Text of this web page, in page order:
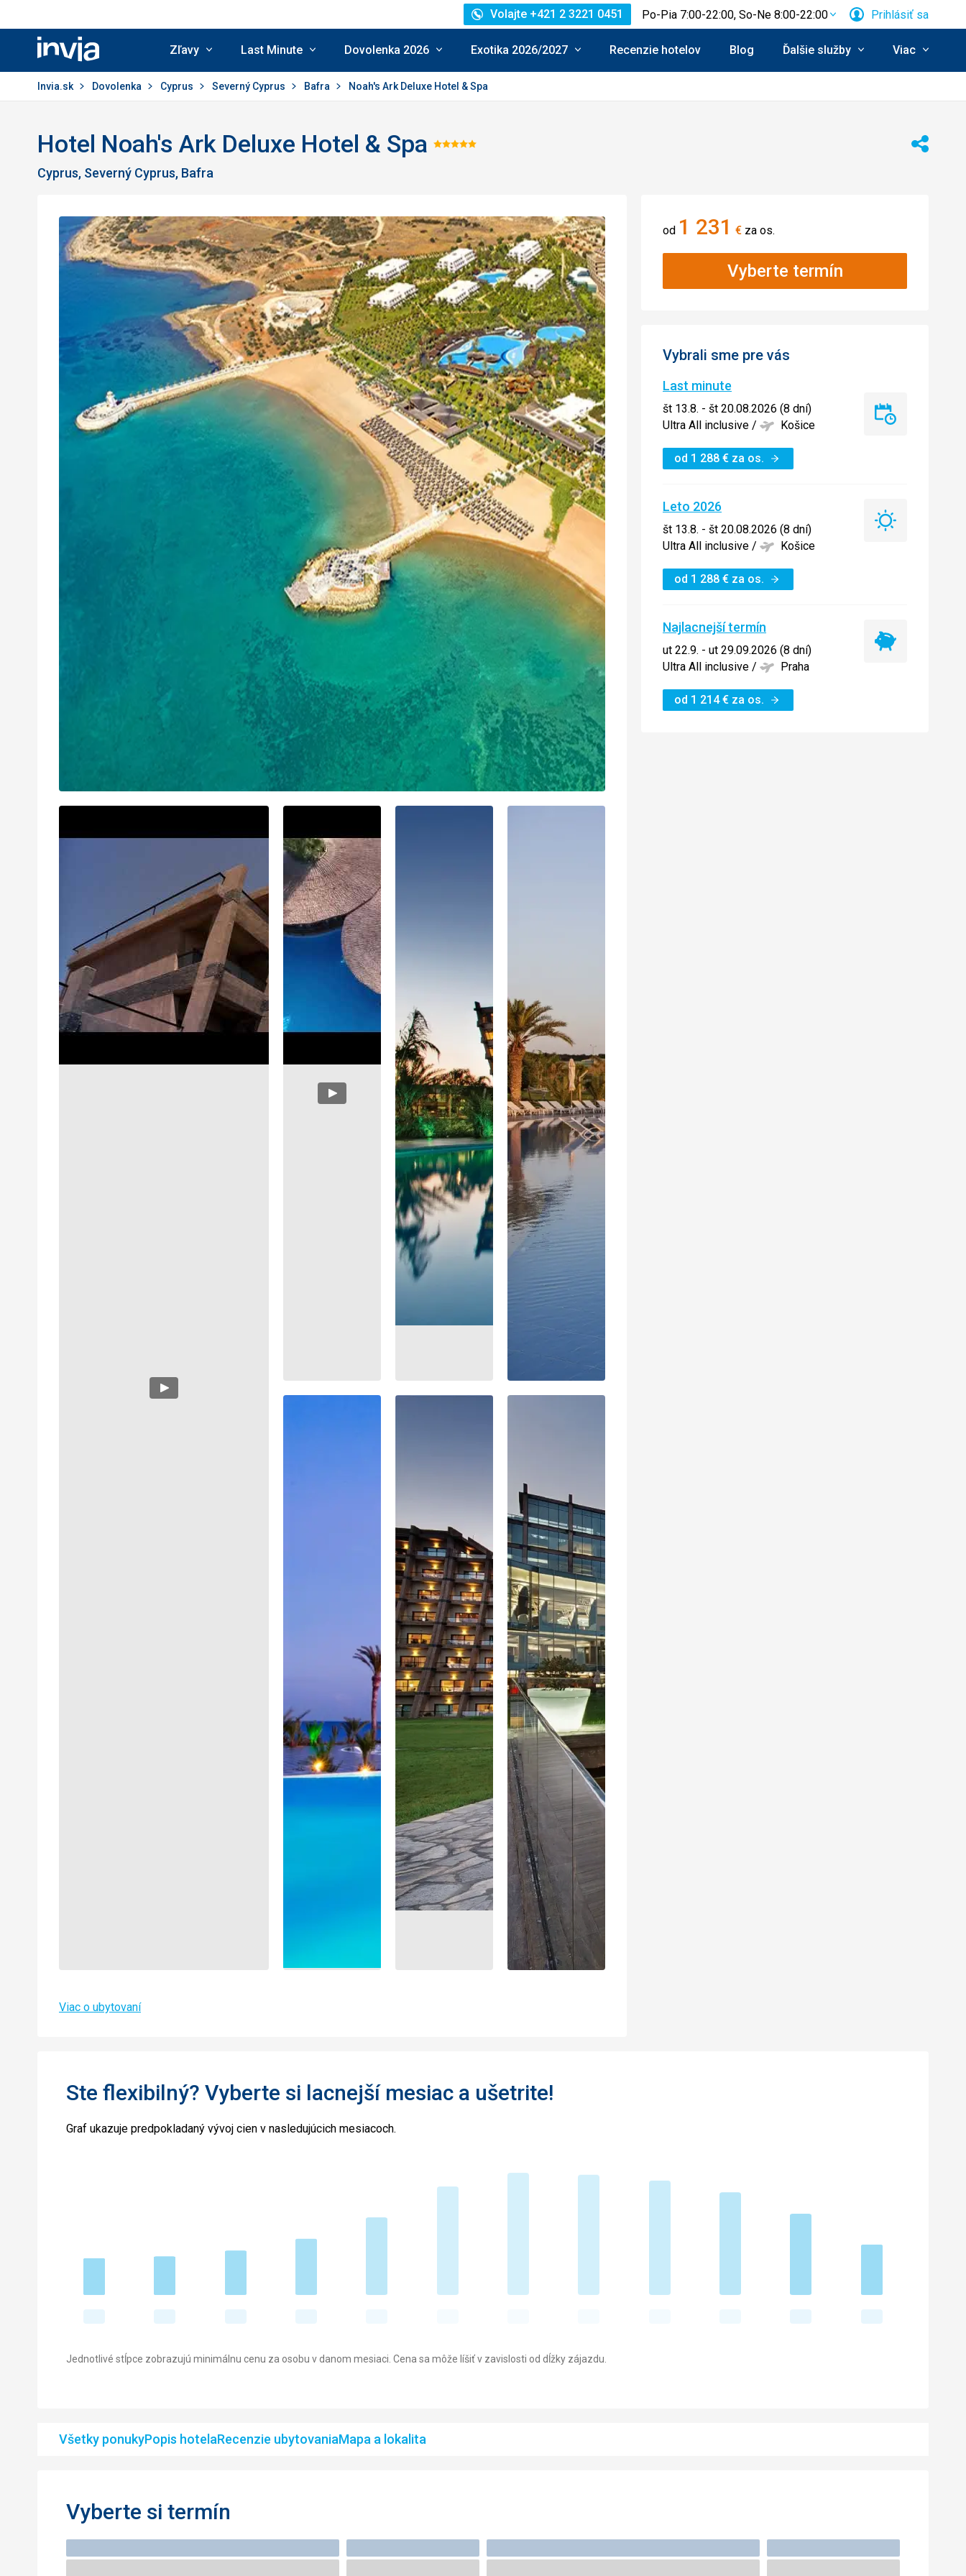
Invia.sk
Volajte +421 2 3221 0451 Po-Pia 7:00-22:00, So-Ne 8:00-22:00 Prihlásiť sa
Zľavy Last Minute Dovolenka 2026 Exotika 2026/2027 Recenzie hotelov Blog Ďalšie služby Viac
Invia.sk Dovolenka Cyprus Severný Cyprus Bafra Noah's Ark Deluxe Hotel & Spa
Hotel Noah's Ark Deluxe Hotel & Spa Hodnotenie:
Cyprus, Severný Cyprus, Bafra
Zdieľať
Viac o ubytovaní
od 1 231 € za os.
Vyberte termín
Vybrali sme pre vás
Last minute
št 13.8. - št 20.08.2026 (8 dní)
Ultra All inclusive / Košice
od 1 288 € za os.
Last
Leto 2026
št 13.8. - št 20.08.2026 (8 dní)
Ultra All inclusive / Košice
od 1 288 € za os.
Leto
Najlacnejší termín
ut 22.9. - ut 29.09.2026 (8 dní)
Ultra All inclusive / Praha
od 1 214€ za os.
Najlacnejší
Ste flexibilný? Vyberte si lacnejší mesiac a ušetrite!
Graf ukazuje predpokladaný vývoj cien v nasledujúcich mesiacoch.
Jednotlivé stĺpce zobrazujú minimálnu cenu za osobu v danom mesiaci. Cena sa môže líšiť v zavislosti od dĺžky zájazdu.
Všetky ponukyPopis hotelaRecenzie ubytovaniaMapa a lokalita
Vyberte si termín